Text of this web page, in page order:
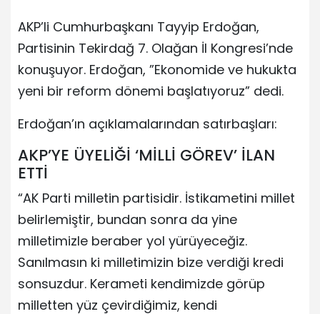
AKP’li Cumhurbaşkanı Tayyip Erdoğan,
Partisinin Tekirdağ 7. Olağan İl Kongresi’nde
konuşuyor. Erdoğan, ”Ekonomide ve hukukta
yeni bir reform dönemi başlatıyoruz” dedi.
Erdoğan’ın açıklamalarından satırbaşları:
AKP’YE ÜYELİĞİ ‘MİLLİ GÖREV’ İLAN
ETTİ
“AK Parti milletin partisidir. İstikametini millet
belirlemiştir, bundan sonra da yine
milletimizle beraber yol yürüyeceğiz.
Sanılmasın ki milletimizin bize verdiği kredi
sonsuzdur. Kerameti kendimizde görüp
milletten yüz çevirdiğimiz, kendi